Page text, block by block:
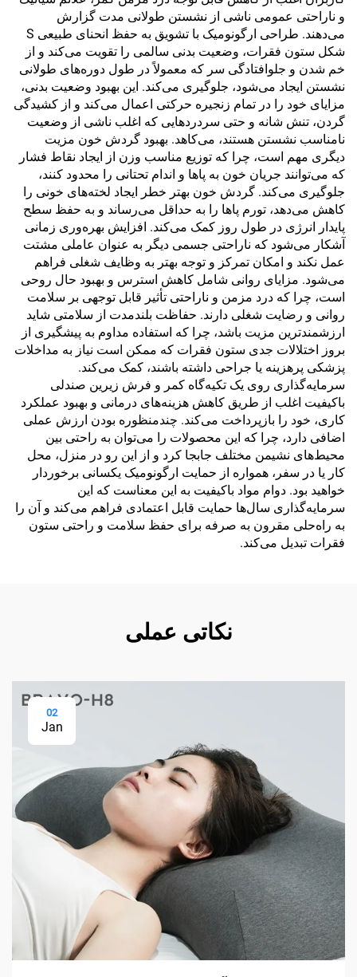
و ناراحتی عمومی ناشی از نشستن طولانی مدت گزارش
می‌دهند. طراحی ارگونومیک با تشویق به حفظ انحنای طبیعی S
شکل ستون فقرات، وضعیت بدنی سالمی را تقویت می‌کند و از
خم شدن و جلوافتادگی سر که معمولاً در طول دوره‌های طولانی
نشستن ایجاد می‌شود، جلوگیری می‌کند. این بهبود وضعیت بدنی،
مزایای خود را در تمام زنجیره حرکتی اعمال می‌کند و از کشیدگی
گردن، تنش شانه و حتی سردردهایی که اغلب ناشی از وضعیت
نامناسب نشستن هستند، می‌کاهد. بهبود گردش خون مزیت
دیگری مهم است، چرا که توزیع مناسب وزن از ایجاد نقاط فشار
که می‌توانند جریان خون به پاها و اندام تحتانی را محدود کنند،
جلوگیری می‌کند. گردش خون بهتر خطر ایجاد لخته‌های خونی را
کاهش می‌دهد، تورم پاها را به حداقل می‌رساند و به حفظ سطح
پایدار انرژی در طول روز کمک می‌کند. افزایش بهره‌وری زمانی
آشکار می‌شود که ناراحتی جسمی دیگر به عنوان عاملی مشتت
عمل نکند و امکان تمرکز و توجه بهتر به وظایف شغلی فراهم
می‌شود. مزایای روانی شامل کاهش استرس و بهبود حال روحی
است، چرا که درد مزمن و ناراحتی تأثیر قابل توجهی بر سلامت
روانی و رضایت شغلی دارند. حفاظت بلندمدت از سلامتی شاید
ارزشمندترین مزیت باشد، چرا که استفاده مداوم به پیشگیری از
بروز اختلالات جدی ستون فقرات که ممکن است نیاز به مداخلات
پزشکی پرهزینه یا جراحی داشته باشند، کمک می‌کند.
سرمایه‌گذاری روی یک تکیه‌گاه کمر و فرش زیرین صندلی
باکیفیت اغلب از طریق کاهش هزینه‌های درمانی و بهبود عملکرد
کاری، خود را بازپرداخت می‌کند. چندمنظوره بودن ارزش عملی
اضافی دارد، چرا که این محصولات را می‌توان به راحتی بین
محیط‌های نشیمن مختلف جابجا کرد و از این رو در منزل، محل
کار یا در سفر، همواره از حمایت ارگونومیک یکسانی برخوردار
خواهید بود. دوام مواد باکیفیت به این معناست که این
سرمایه‌گذاری سال‌ها حمایت قابل اعتمادی فراهم می‌کند و آن را
به راه‌حلی مقرون به صرفه برای حفظ سلامت و راحتی ستون
فقرات تبدیل می‌کند.
نکاتی عملی
02
Jan